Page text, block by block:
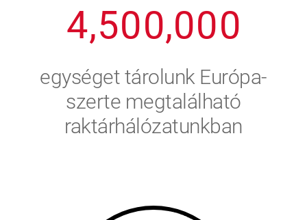
4
5
6
7
,5
6
7
8
00,000
egységet tárolunk Európa-
szerte megtalálható
raktárhálózatunkban